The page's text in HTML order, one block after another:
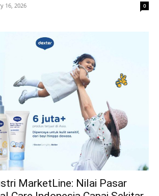
16, 2026 0
MarketLine: Nilai Pasar